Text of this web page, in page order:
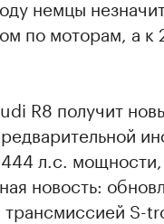
немцы
по моторам, а к
R8 получит
л.с.
новость:
S-